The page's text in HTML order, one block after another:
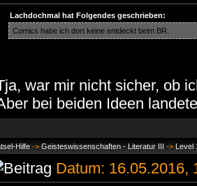
Lachdochmal hat Folgendes geschrieben:
Comics habe ich dort keine entdeckt beim BR.
war mir nicht sicher, ob
bei beiden Ideen
Hilfe -> Geisteswissenschaften - Literatur III -> Level
Datum: